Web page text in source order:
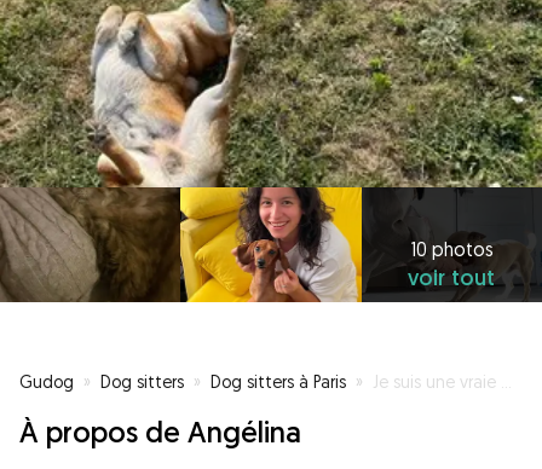
10 photos
voir tout
Gudog » Dog sitters » Dog sitters à Paris » Je suis une vraie maman avec les animaux!
À propos de Angélina